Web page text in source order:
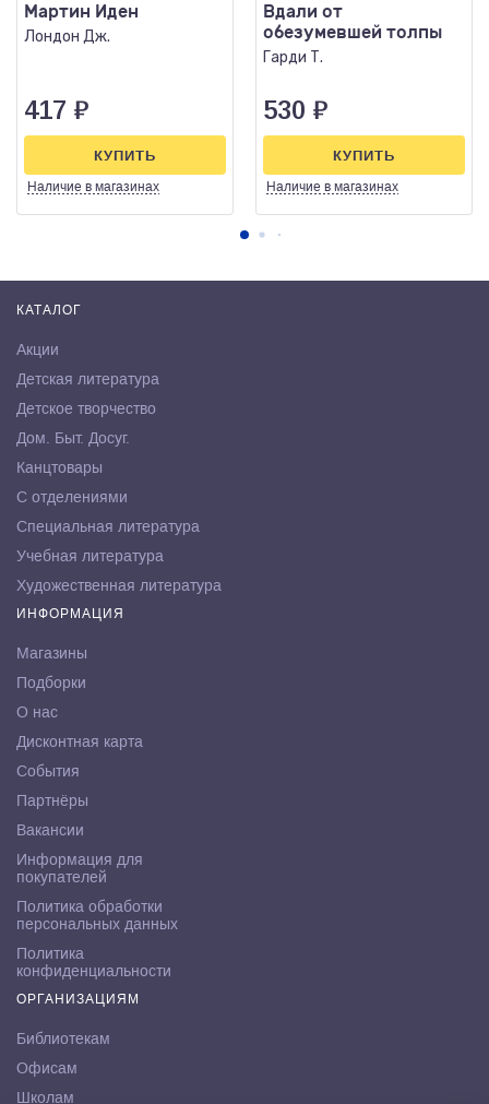
Мартин Иден
Лондон Дж.
417 ₽
Наличие в магазинах
КУПИТЬ
Вдали от
обезумевшей толпы
Гарди Т.
530 ₽
Наличие в магазинах
КУПИТЬ
КАТАЛОГ
Акции
Детская литература
Детское творчество
Дом. Быт. Досуг.
Канцтовары
С отделениями
Специальная литература
Учебная литература
Художественная литература
ИНФОРМАЦИЯ
Магазины
Подборки
О нас
Дисконтная карта
События
Партнёры
Вакансии
Информация для
покупателей
Политика обработки
персональных данных
Политика
конфиденциальности
ОРГАНИЗАЦИЯМ
Библиотекам
Офисам
Школам